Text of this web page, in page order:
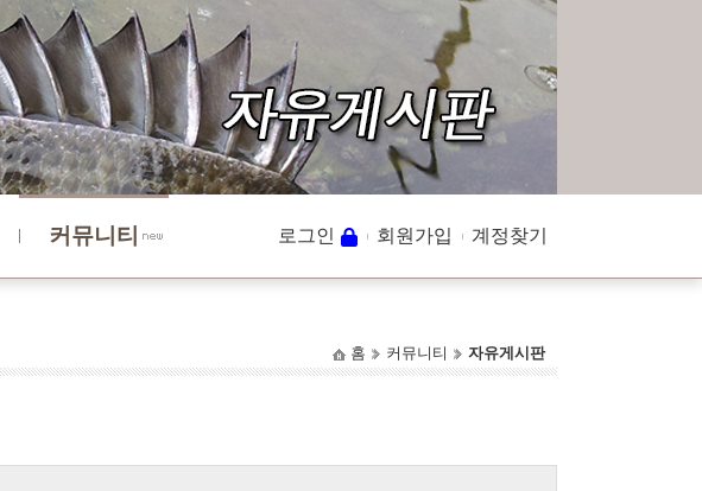
커뮤니티 로그인 회원가입 계정찾기
홈 커뮤니티 자유게시판